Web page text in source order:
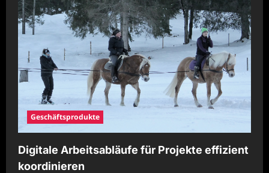
Geschäftsprodukte
Digitale Arbeitsabläufe für Projekte effizient
koordinieren